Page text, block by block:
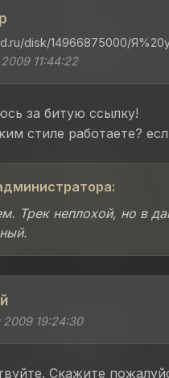
disk/14966875000/
2009 11:44:22
за битую ссылку!
стиле работаете?
Трек неплохой, но в
2009 19:24:30
Скажите